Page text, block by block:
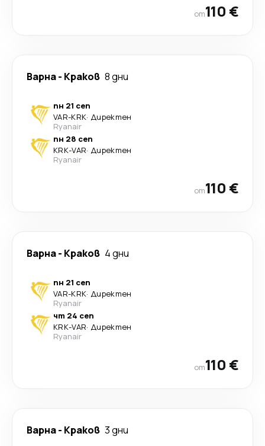
от110 €
Варна- Краков 8 дни
пн 21 сеп
VAR-KRK· Директен
Ryanair
пн 28 сеп
KRK-VAR· Директен
Ryanair
от110 €
Варна- Краков 4 дни
пн 21 сеп
VAR-KRK· Директен
Ryanair
чт 24 сеп
KRK-VAR· Директен
Ryanair
от110 €
Варна- Краков 3 дни